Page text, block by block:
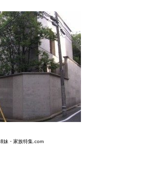
妹・家族特集.com